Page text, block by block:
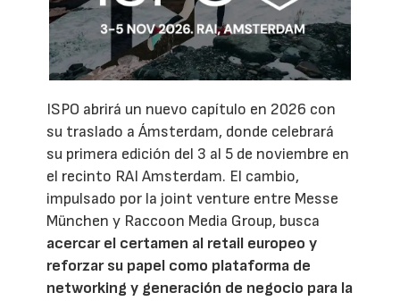
ISPO abrirá un nuevo capítulo en 2026 con
su traslado a Ámsterdam, donde celebrará
su primera edición del 3 al 5 de noviembre en
el recinto RAI Amsterdam. El cambio,
impulsado por la joint venture entre Messe
München y Raccoon Media Group, busca
acercar el certamen al retail europeo y
reforzar su papel como plataforma de
networking y generación de negocio para la